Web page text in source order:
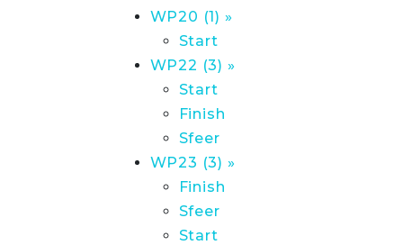
WP20 (1) »
Start
WP22 (3) »
Start
Finish
Sfeer
WP23 (3) »
Finish
Sfeer
Start